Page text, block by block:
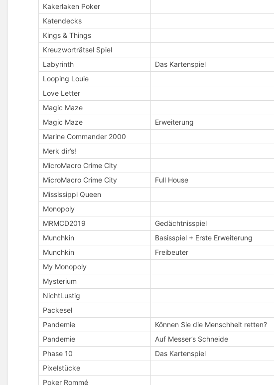
Kakerlaken Poker
Katendecks
Kings & Things
Kreuzworträtsel Spiel
Labyrinth
Das Kartenspiel
Looping Louie
Love Letter
Magic Maze
Magic Maze
Erweiterung
Marine Commander 2000
Merk dir’s!
MicroMacro Crime City
MicroMacro Crime City
Full House
Mississippi Queen
Monopoly
MRMCD2019
Gedächtnisspiel
Munchkin
Basisspiel + Erste Erweiterung
Munchkin
Freibeuter
My Monopoly
Mysterium
NichtLustig
Packesel
Pandemie
Können Sie die Menschheit retten?
Pandemie
Auf Messer’s Schneide
Phase 10
Das Kartenspiel
Pixelstücke
Poker Rommé